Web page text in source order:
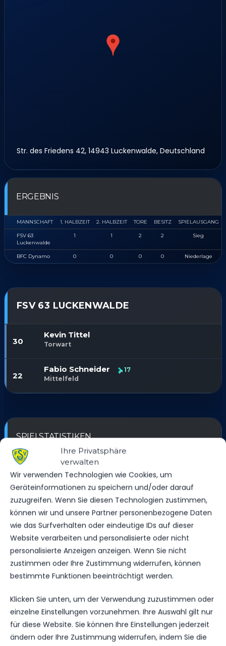
Ihre Privatsphäre
verwalten
Wir verwenden Technologien wie Cookies, um
Geräteinformationen zu speichern und/oder darauf
zuzugreifen. Wenn Sie diesen Technologien zustimmen,
können wir und unsere Partner personenbezogene Daten
wie das Surfverhalten oder eindeutige IDs auf dieser
Website verarbeiten und personalisierte oder nicht
personalisierte Anzeigen anzeigen. Wenn Sie nicht
zustimmen oder Ihre Zustimmung widerrufen, können
bestimmte Funktionen beeinträchtigt werden.
Klicken Sie unten, um der Verwendung zuzustimmen oder
einzelne Einstellungen vorzunehmen. Ihre Auswahl gilt nur
für diese Website. Sie können Ihre Einstellungen jederzeit
ändern oder Ihre Zustimmung widerrufen, indem Sie die
Str. des Friedens 42, 14943 Luckenwalde, Deutschland
ERGEBNIS
MANNSCHAFT 1. HALBZEIT 2. HALBZEIT TORE BESITZ SPIELAUSGANG
FSV 63
Luckenwalde
1 1 2 2 Sieg
BFC Dynamo 0 0 0 0 Niederlage
FSV 63 LUCKENWALDE
30
Kevin Tittel
Torwart
22
Fabio Schneider
17
Mittelfeld
SPIELSTATISTIKEN
FSV 63 LUCKENWALDE
VS.
BFC DYNAMO
2 TORE
4 GELBE KARTEN 4
0 ROTE KARTEN 0